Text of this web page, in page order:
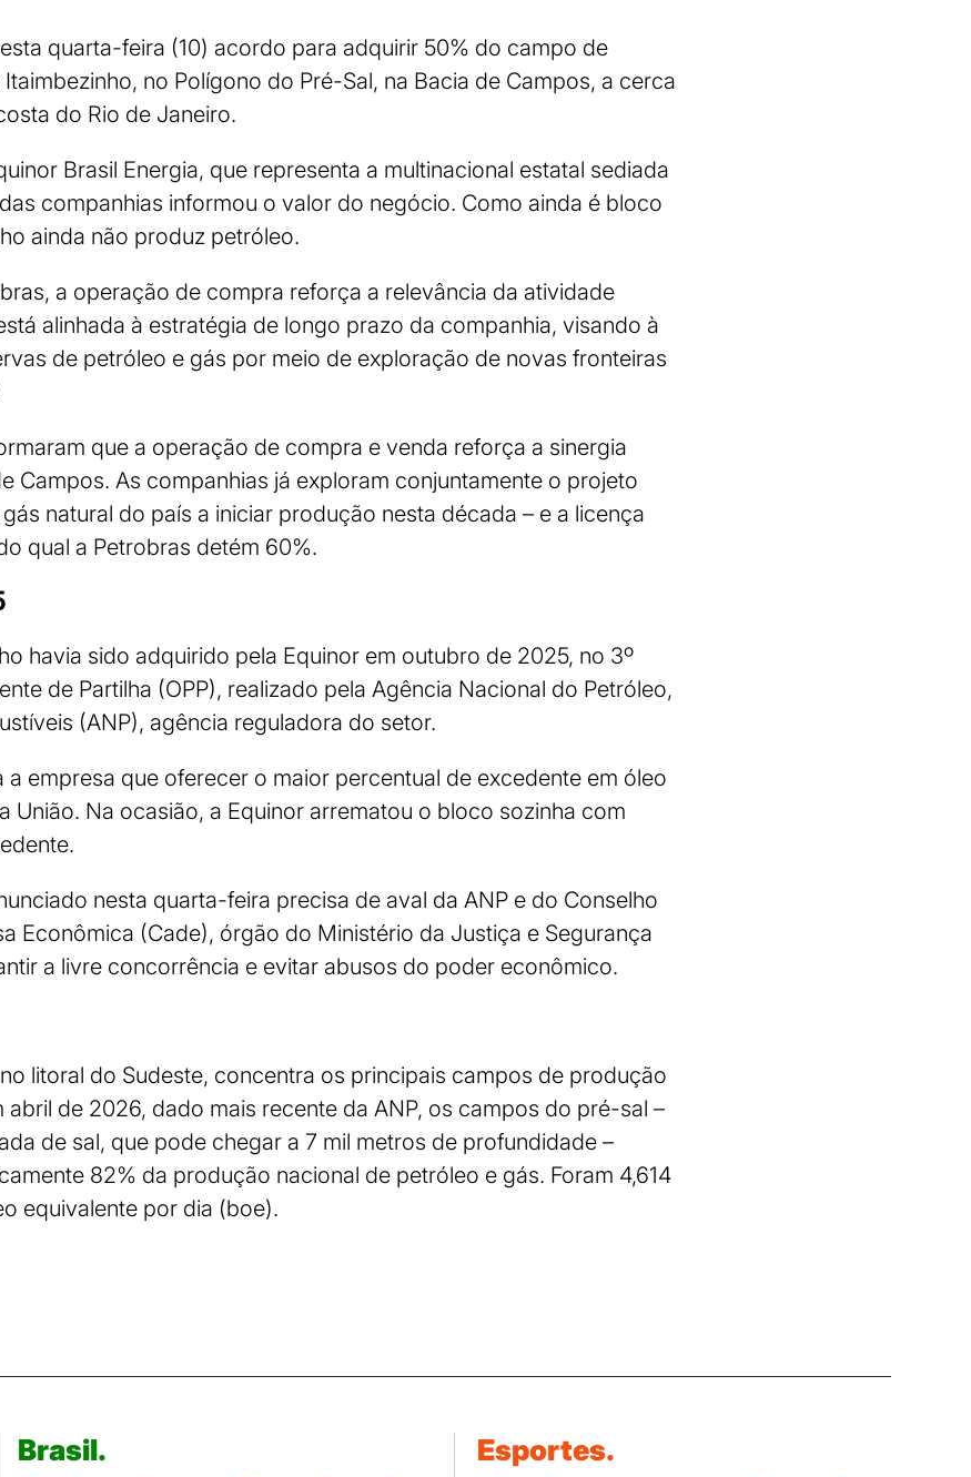
quarta-feira (10) acordo para adquirir 50% do campo de
no Polígono do Pré-Sal, na Bacia de Campos, a cerca
do Rio de Janeiro.
Brasil Energia, que representa a multinacional estatal sediada
companhias informou o valor do negócio. Como ainda é bloco
ainda não produz petróleo.
a operação de compra reforça a relevância da atividade
alinhada à estratégia de longo prazo da companhia, visando à
de petróleo e gás por meio de exploração de novas fronteiras
que a operação de compra e venda reforça a sinergia
Campos. As companhias já exploram conjuntamente o projeto
natural do país a iniciar produção nesta década – e a licença
qual a Petrobras detém 60%.
havia sido adquirido pela Equinor em outubro de 2025, no 3º
de Partilha (OPP), realizado pela Agência Nacional do Petróleo,
(ANP), agência reguladora do setor.
a empresa que oferecer o maior percentual de excedente em óleo
União. Na ocasião, a Equinor arrematou o bloco sozinha com
nesta quarta-feira precisa de aval da ANP e do Conselho
Econômica (Cade), órgão do Ministério da Justiça e Segurança
a livre concorrência e evitar abusos do poder econômico.
litoral do Sudeste, concentra os principais campos de produção
abril de 2026, dado mais recente da ANP, os campos do pré-sal –
de sal, que pode chegar a 7 mil metros de profundidade –
82% da produção nacional de petróleo e gás. Foram 4,614
equivalente por dia (boe).
Brasil. Esportes.